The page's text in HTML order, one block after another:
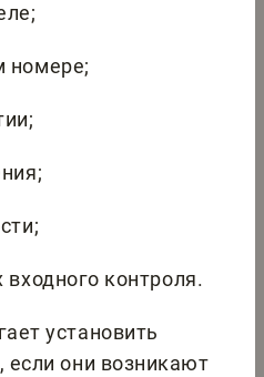
номере;
входного контроля.
установить
если они возникают